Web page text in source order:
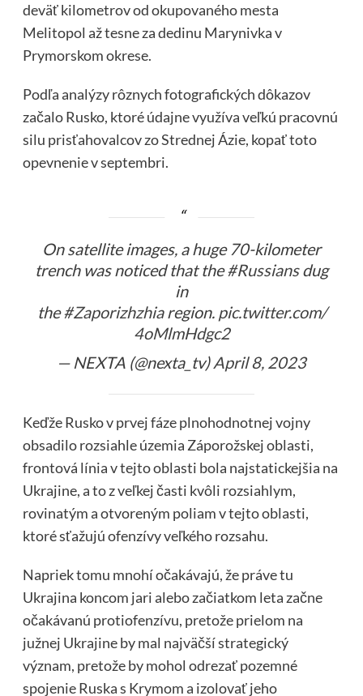
deväť kilometrov od okupovaného mesta
Melitopol až tesne za dedinu Marynivka v
Prymorskom okrese.
Podľa analýzy rôznych fotografických dôkazov
začalo Rusko, ktoré údajne využíva veľkú pracovnú
silu prisťahovalcov zo Strednej Ázie, kopať toto
opevnenie v septembri.
On satellite images, a huge 70-kilometer
trench was noticed that the#Russiansdug
in
the#Zaporizhzhiaregion. pic.twitter.com/
4oMlmHdgc2
— NEXTA (@nexta_tv)April 8, 2023
Keďže Rusko v prvej fáze plnohodnotnej vojny
obsadilo rozsiahle územia Záporožskej oblasti,
frontová línia v tejto oblasti bola najstatickejšia na
Ukrajine, a to z veľkej časti kvôli rozsiahlym,
rovinatým a otvoreným poliam v tejto oblasti,
ktoré sťažujú ofenzívy veľkého rozsahu.
Napriek tomu mnohí očakávajú, že práve tu
Ukrajina koncom jari alebo začiatkom leta začne
očakávanú protiofenzívu, pretože prielom na
južnej Ukrajine by mal najväčší strategický
význam, pretože by mohol odrezať pozemné
spojenie Ruska s Krymom a izolovať jeho